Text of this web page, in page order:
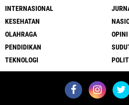
INTERNASIONAL
KESEHATAN
OLAHRAGA
OPINI
PENDIDIKAN
TEKNOLOGI